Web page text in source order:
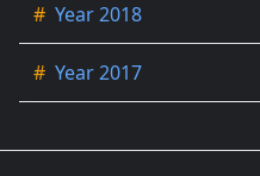
# Year 2018
# Year 2017